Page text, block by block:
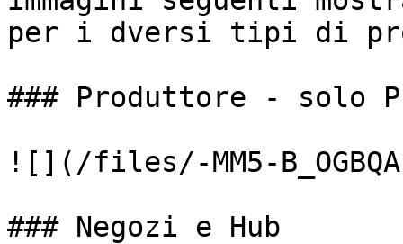
per i dversi tipi di
### Produttore - solo
![](/files/-MM5-
### Negozi e Hub